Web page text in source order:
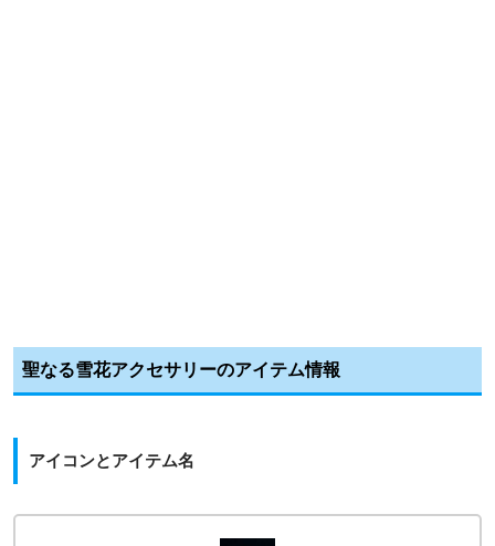
聖なる雪花アクセサリーのアイテム情報
アイコンとアイテム名